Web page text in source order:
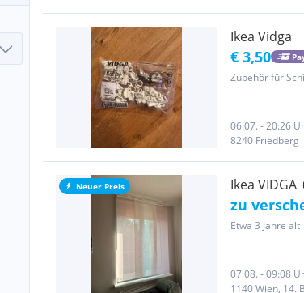
Ikea Vidga
€ 3,50
Zubehör für
06.07. - 20:26
8240 Friedberg
Neuer Preis Ikea VIDGA
zu
Etwa 3 Jahre alt
07.08. - 09:08
1140 Wien, 14.